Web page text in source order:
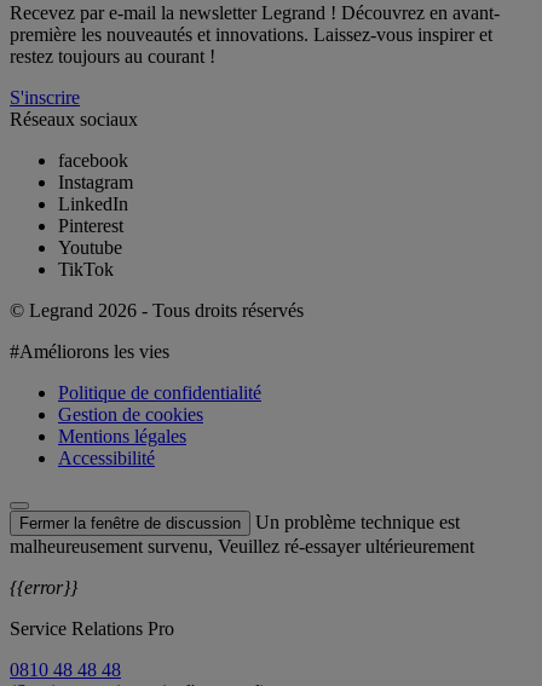
Recevez par e-mail la newsletter Legrand ! Découvrez en avant-
première les nouveautés et innovations. Laissez-vous inspirer et
restez toujours au courant !
S'inscrire
Réseaux sociaux
facebook
Instagram
LinkedIn
Pinterest
Youtube
TikTok
© Legrand 2026 - Tous droits réservés
#Améliorons les vies
Politique de confidentialité
Gestion de cookies
Mentions légales
Accessibilité
Fermer la fenêtre de discussion
Un problème technique est
malheureusement survenu, Veuillez ré-essayer ultérieurement
{{error}}
Service Relations Pro
0810 48 48 48